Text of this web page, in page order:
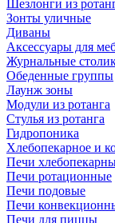
Шезлонги из
Зонты уличные
Диваны
Аксессуары для
Журнальные
Обеденные группы
Лаунж зоны
Модули из ротанга
Стулья из ротанга
Гидропоника
Хлебопекарное и
Печи
Печи ротационные
Печи подовые
Печи
Печи для пиццы